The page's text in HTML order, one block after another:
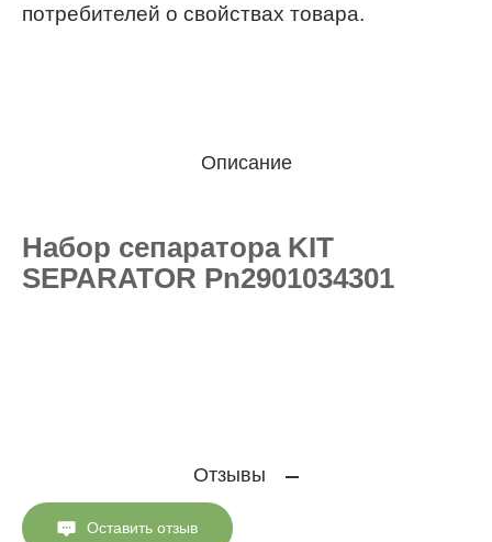
потребителей о свойствах товара.
Описание
Набор сепаратора KIT
SEPARATOR Pn2901034301
Отзывы
Оставить отзыв